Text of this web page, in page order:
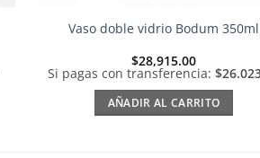
Vaso doble vidrio Bodum 350ml
$28,915.00
Si pagas con transferencia:
AÑADIR AL CARRITO